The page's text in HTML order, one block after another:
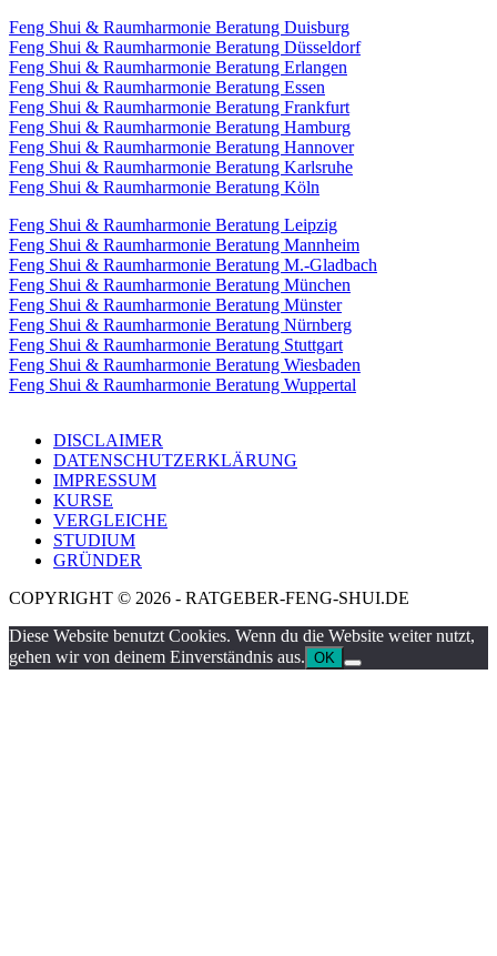
Feng Shui & Raumharmonie Beratung Duisburg
Feng Shui & Raumharmonie Beratung Düsseldorf
Feng Shui & Raumharmonie Beratung Erlangen
Feng Shui & Raumharmonie Beratung Essen
Feng Shui & Raumharmonie Beratung Frankfurt
Feng Shui & Raumharmonie Beratung Hamburg
Feng Shui & Raumharmonie Beratung Hannover
Feng Shui & Raumharmonie Beratung Karlsruhe
Feng Shui & Raumharmonie Beratung Köln
Feng Shui & Raumharmonie Beratung Leipzig
Feng Shui & Raumharmonie Beratung Mannheim
Feng Shui & Raumharmonie Beratung M.-Gladbach
Feng Shui & Raumharmonie Beratung München
Feng Shui & Raumharmonie Beratung Münster
Feng Shui & Raumharmonie Beratung Nürnberg
Feng Shui & Raumharmonie Beratung Stuttgart
Feng Shui & Raumharmonie Beratung Wiesbaden
Feng Shui & Raumharmonie Beratung Wuppertal
DISCLAIMER
DATENSCHUTZERKLÄRUNG
IMPRESSUM
KURSE
VERGLEICHE
STUDIUM
GRÜNDER
COPYRIGHT © 2026 - RATGEBER-FENG-SHUI.DE
Diese Website benutzt Cookies. Wenn du die Website weiter nutzt,
gehen wir von deinem Einverständnis aus. OK